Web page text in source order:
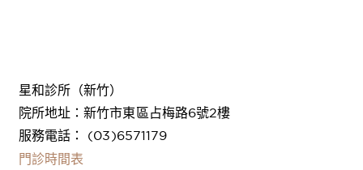
星和診所（新竹）
院所地址：新竹市東區占梅路6號2樓
服務電話： (03)6571179
門診時間表